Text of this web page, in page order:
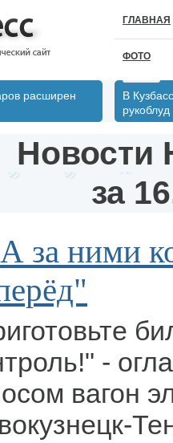
ГЛАВНАЯ
ФОТО
расширен
В
рукоблуд
Новости
за
за ними
-
вагон